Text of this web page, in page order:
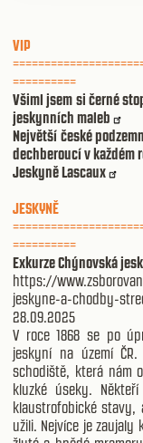
VIP
==========
Všiml jsem si černé
jeskynních maleb
Největší české
dechberoucí v každém
Jeskyně Lascaux
JESKYNĚ
==========
Exkurze Chýnovská
https://
jeskyne-a-chodby-
28.09.2025
V roce 1868 se po
jeskyní na území
schodiště, která nám
kluzké úseky.
klaustrofobické stavy,
užili. Nejvíce je